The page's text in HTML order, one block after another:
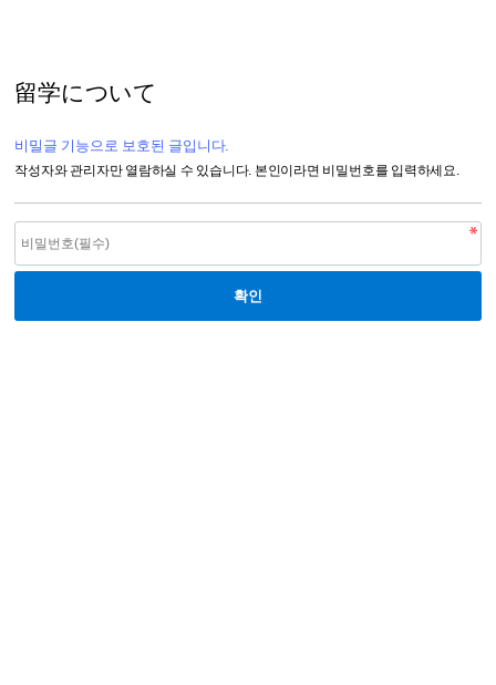
留学について
비밀글 기능으로 보호된 글입니다.
작성자와 관리자만 열람하실 수 있습니다. 본인이라면 비밀번호를 입력하세요.